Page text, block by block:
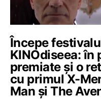
Începe
KINOdiseea: în
premiate și o
cu primul X-
Man și The